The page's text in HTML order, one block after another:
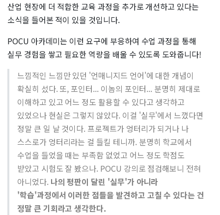
산업 현장에 더 적합한 교육 과정을 추가로 개선하고 있다는
소식을 들어본 적이 있을 것입니다.
POCU 아카데미는 이런 요구에 부응하여 수업 과정을 통해
실무 경험을 쌓고 필요한 역량을 배울 수 있도록 도와줍니다!
느낌적인 느낌만 있던 '언매니지드 언어'에 대한 개념이
확실히 섰다. 또, 포인터... 이놈의 포인터... 분명히 제대로
이해하고 있고 어느 정도 활용할 수 있다고 생각하고
있었으나 현실은 그렇지 않았다. 이걸 '실무'에서 느꼈다면
정말 큰 일 날 것이다. 프로젝트가 엉터리가 되거나 나
스스로가 엉터리라는 걸 들킬 테니까. 분명히 학교에서
수업을 들었을 때는 부족함 없었고 어느 정도 학점도
받았고 시험도 잘 봤으나. POCU 강의로 점검해보니 전혀
아니었다. 나의 평판이 달린 '실무'가 아니라
'학습'과정에서 이러한 점들을 발견하고 고칠 수 있다는 건
정말 큰 기회라고 생각한다.